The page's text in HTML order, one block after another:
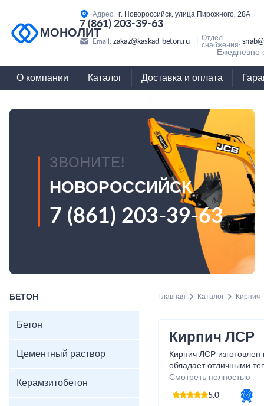
МОНОЛИТ
Адрес: г. Новороссийск, улица Пирожного, 28А
7 (861) 203-39-63
Email: zakaz@kaskad-beton.ru
Отдел
снабжения:
Ежедневно
О компании Каталог Доставка и оплата
ЗВОНИТЕ!
НОВОРОССИЙСК
7 (861) 203-39-63
БЕТОН
Бетон
Цементный раствор
Керамзитобетон
Главная Каталог Кирпич
Кирпич ЛСР
Кирпич ЛСР изготовлен
обладает отличными
прекрасно
кирпич ЛСР, вы
надежности, а также
Смотреть полностью
5.0